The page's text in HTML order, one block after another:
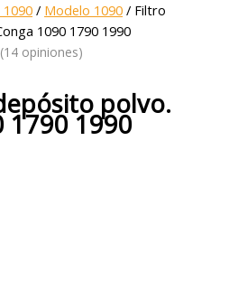
/ Modelo 1090 / Filtro
1090 1790 1990
(14 opiniones)
polvo.
1790 1990